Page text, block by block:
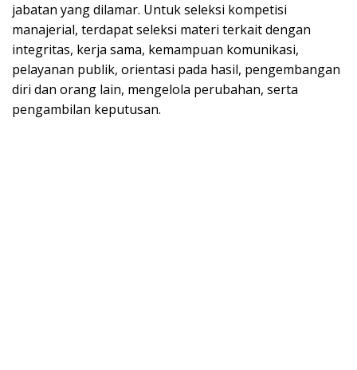
jabatan yang dilamar. Untuk seleksi kompetisi
manajerial, terdapat seleksi materi terkait dengan
integritas, kerja sama, kemampuan komunikasi,
pelayanan publik, orientasi pada hasil, pengembangan
diri dan orang lain, mengelola perubahan, serta
pengambilan keputusan.